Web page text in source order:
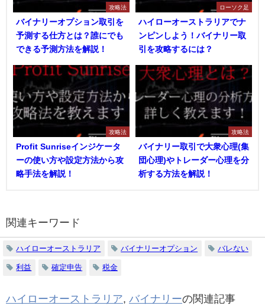
攻略法
バイナリーオプション取引を
予測する仕方とは？誰にでも
できる予測方法を解説！
ローソク足
ハイローオーストラリアでナ
ンピンしよう！バイナリー取
引を攻略するには？
攻略法
Profit Sunriseインジケータ
ーの使い方や設定方法から攻
略手法を解説！
攻略法
バイナリー取引で大衆心理(集
団心理)やトレーダー心理を分
析する方法を解説！
関連キーワード
ハイローオーストラリア バイナリーオプション バレない
利益 確定申告 税金
ハイローオーストラリア, バイナリーの関連記事